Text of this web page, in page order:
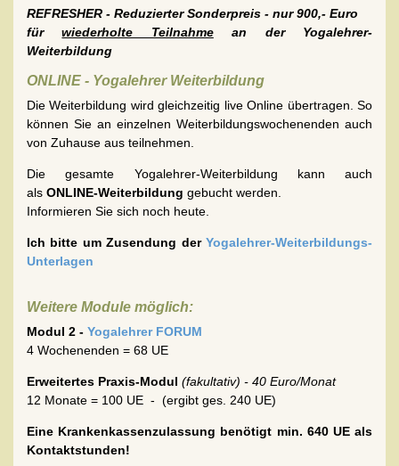
REFRESHER - Reduzierter Sonderpreis - nur 900,- Euro
fürwiederholte Teilnahmean der Yogalehrer-
Weiterbildung
ONLINE - Yogalehrer Weiterbildung
Die Weiterbildung wird gleichzeitig live Online übertragen. So
können Sie an einzelnen Weiterbildungswochenenden auch
von Zuhause aus teilnehmen.
Die gesamte Yogalehrer-Weiterbildung kann auch
als ONLINE-Weiterbildung gebucht werden.
Informieren Sie sich noch heute.
Ich bitte um Zusendung der Yogalehrer-Weiterbildungs-
Unterlagen
Weitere Module möglich:
Modul 2 - Yogalehrer FORUM
4 Wochenenden = 68 UE
Erweitertes Praxis-Modul (fakultativ) - 40 Euro/Monat
12 Monate = 100 UE - (ergibt ges. 240 UE)
Eine Krankenkassenzulassung benötigt min. 640 UE als
Kontaktstunden!